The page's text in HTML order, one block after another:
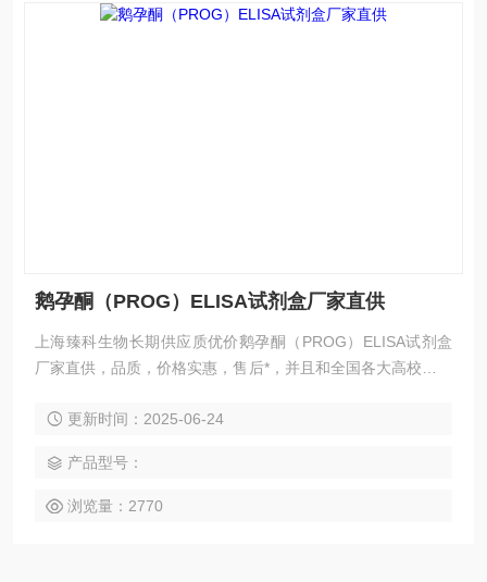
鹅孕酮（PROG）ELISA试剂盒厂家直供
上海臻科生物长期供应质优价鹅孕酮（PROG）ELISA试剂盒
厂家直供，品质，价格实惠，售后*，并且和全国各大高校、医
费，如需了解更多信息，欢迎您来电索取相关资料。
更新时间：2025-06-24
产品型号：
浏览量：2770